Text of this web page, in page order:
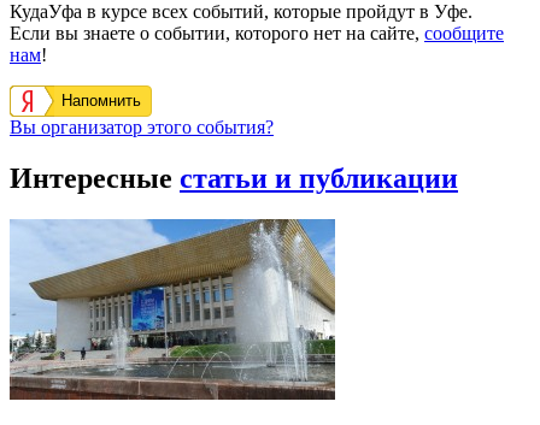
КудаУфа в курсе всех событий, которые пройдут в Уфе.
Если вы знаете о событии, которого нет на сайте, сообщите
нам!
Напомнить
Вы организатор этого события?
Интересные статьи и публикации